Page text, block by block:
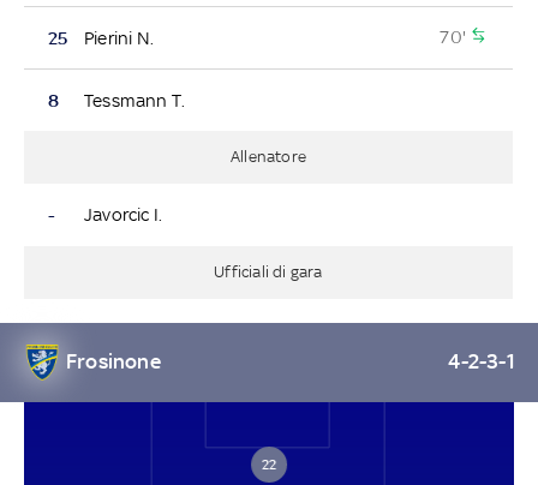
25 Pierini N. 70'
8 Tessmann T.
Allenatore
- Javorcic I.
Ufficiali di gara
Frosinone 4-2-3-1
22